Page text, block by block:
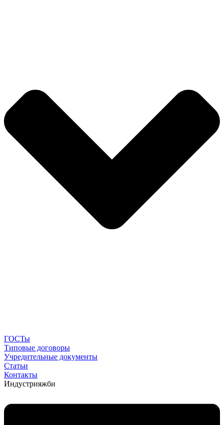
ГОСТы
Типовые договоры
Учредительные документы
Статьи
Контакты
Индустрияжби